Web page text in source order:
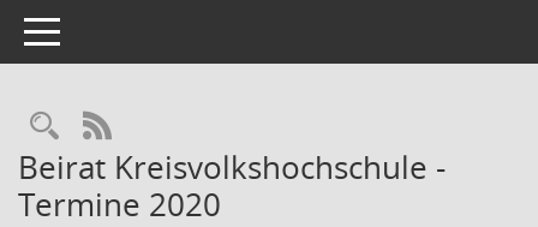
Toggle navigation
Rechercheauswahl
RSS-Feed
Beirat Kreisvolkshochschule -
Termine 2020